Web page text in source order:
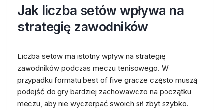
Jak liczba setów wpływa na
strategię zawodników
Liczba setów ma istotny wpływ na strategię
zawodników podczas meczu tenisowego. W
przypadku formatu best of five gracze często muszą
podejść do gry bardziej zachowawczo na początku
meczu, aby nie wyczerpać swoich sił zbyt szybko.